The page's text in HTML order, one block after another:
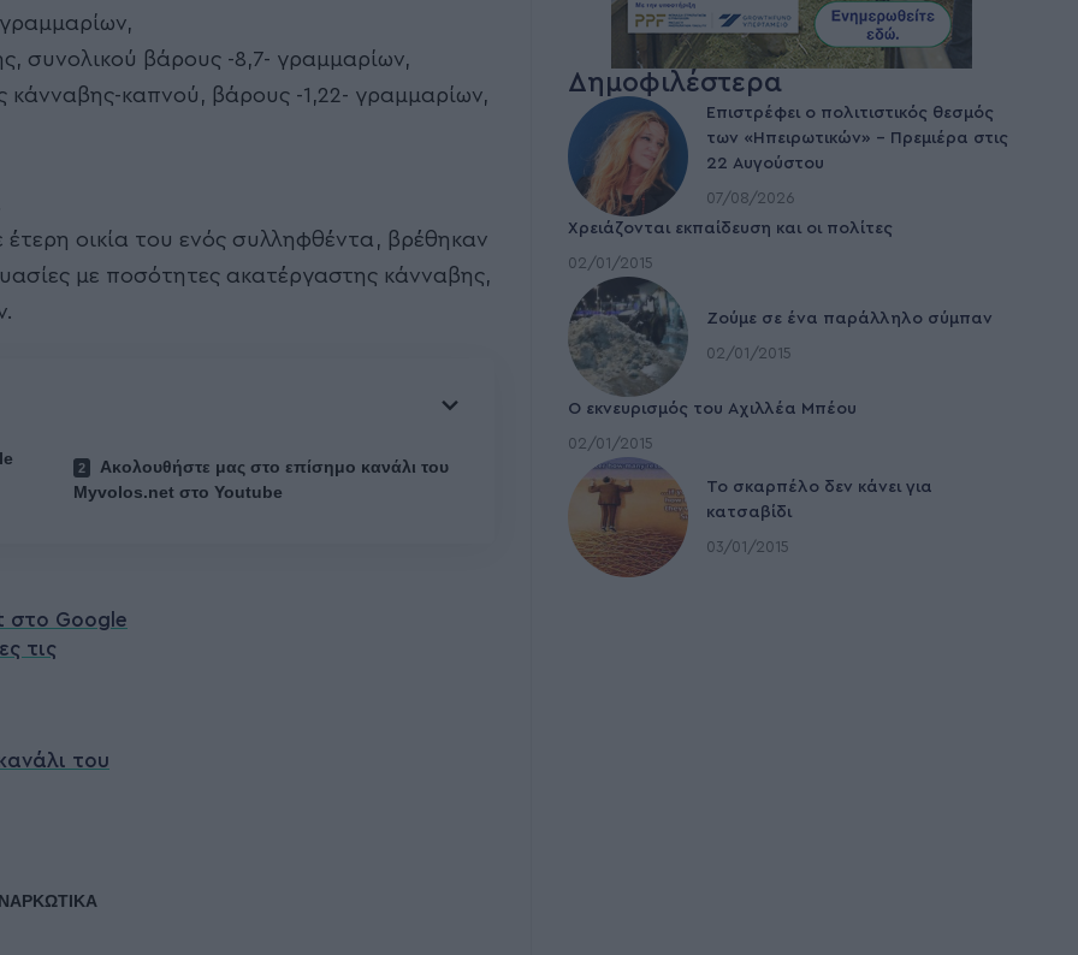
συνολικού βάρους -8,7- γραμμαρίων,
κάνναβης-καπνού, βάρους -1,22- γραμμαρίων,
έτερη οικία του ενός συλληφθέντα, βρέθηκαν
με ποσότητες ακατέργαστης κάνναβης,
Ακολουθήστε μας στο επίσημο κανάλι του
Myvolos.net στο Youtube
στο Google
τις
του
ΝΑΡΚΩΤΙΚΑ
Δημοφιλέστερα
Επιστρέφει ο πολιτιστικός θεσμός
των «Ηπειρωτικών» – Πρεμιέρα στις
22 Αυγούστου
07/08/2026
Χρειάζονται εκπαίδευση και οι πολίτες
02/01/2015
Ζούμε σε ένα παράλληλο σύμπαν
02/01/2015
Ο εκνευρισμός του Αχιλλέα Μπέου
02/01/2015
To σκαρπέλο δεν κάνει για
κατσαβίδι
03/01/2015